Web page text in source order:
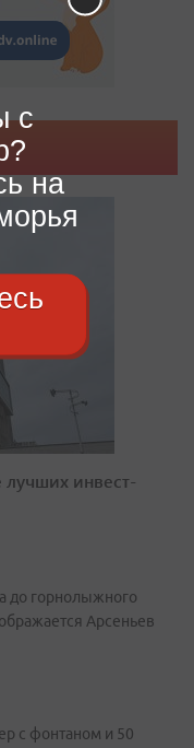
лучших инвест-
до горнолыжного
Арсеньев
с фонтаном и 50
с
на